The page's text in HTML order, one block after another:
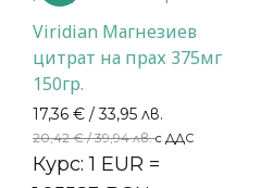
Viridian Магнезиев
цитрат на прах 375мг
150гр.
17,36 € / 33,95 лв.
20,42€/ 39,94 лв.с ДДС
Курс: 1 EUR =